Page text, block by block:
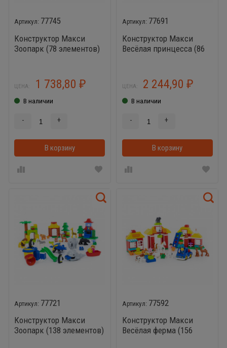
77745
Конструктор Макси
Зоопарк (78 элементов)
ЦЕНА: 1 738,80 ₽
В наличии
- +
В корзину В корзинке
77691
Конструктор Макси
Весёлая принцесса (86
ЦЕНА: 2 244,90₽
В наличии
- +
В корзину
77721
Конструктор Макси
Зоопарк (138 элементов)
77592
Конструктор Макси
Весёлая ферма (156